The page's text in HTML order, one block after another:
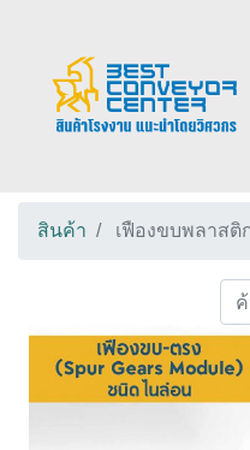
สินค้า เฟืองขบพลาสติ